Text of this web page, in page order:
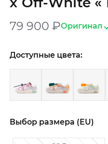
79 900 ₽Оригинал
Доступные цвета:
Выбор размера (EU)